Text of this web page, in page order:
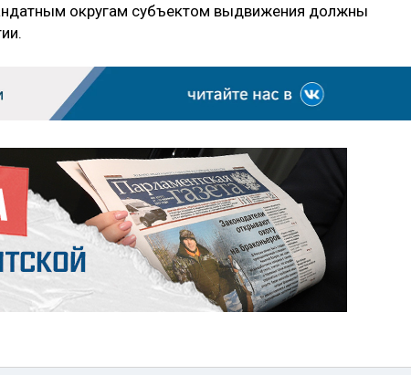
округам субъектом выдвижения должны